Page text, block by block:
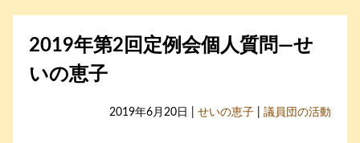
2019年第2回定例会個人質問―せ
いの恵子
2019年6月20日 | せいの恵子 議員団の活動